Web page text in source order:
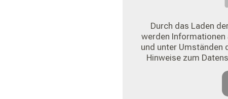
Durch das Laden
werden
und unter Umständen
Hinweise zum